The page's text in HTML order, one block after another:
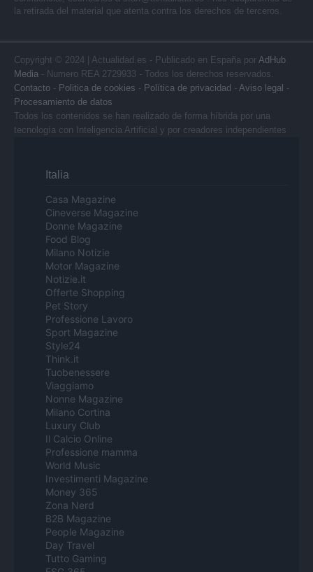
la retirada del material que atenta contra los derechos de terceros.
Copyright © 2024 | Actualidad.es - Publicado en España por AdHub
Media - Numero REA 2729933 - Todos los derechos reservados.
Contacto - Politica de cookies - Política de privacidad - Aviso legal -
Procesamiento de datos
Todos los contenidos se han realizado de forma híbrida por una
tecnología con Inteligencia Artificial y por creadores independientes
Italia
Casa Magazine
Cineverse Magazine
Donne Magazine
Food Blog
Milano Notizie
Motor Magazine
Notizie.it
Offerte Shopping
Pet Story
Professione Lavoro
Sport Magazine
Style24
Think.it
Tuobenessere
Viaggiamo
Nonne Magazine
Milano Cortina
Luxury Club
Il Calcio Online
Professione mamma
World Music
Investimenti Magazine
Money 365
Zona Nerd
B2B Magazine
People Magazine
Day Travel
Tutto Gaming